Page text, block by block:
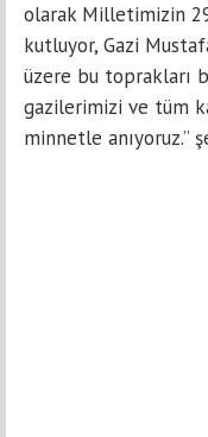
olarak Milletimizin 29
kutluyor, Gazi
üzere bu toprakları
gazilerimizi ve tüm
minnetle anıyoruz.”